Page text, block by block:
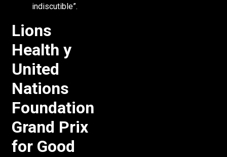
indiscutible”.
Lions
Health y
United
Nations
Foundation
Grand Prix
for Good